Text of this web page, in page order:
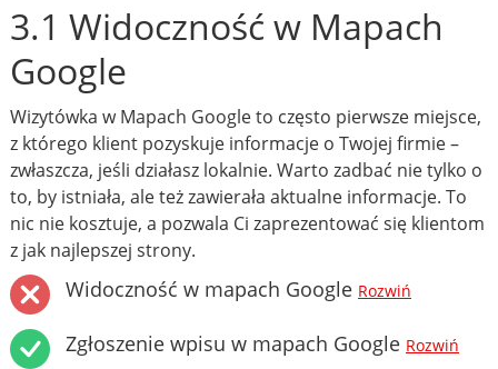
3.1 Widoczność w Mapach
Google
Wizytówka w Mapach Google to często pierwsze miejsce,
z którego klient pozyskuje informacje o Twojej firmie –
zwłaszcza, jeśli działasz lokalnie. Warto zadbać nie tylko o
to, by istniała, ale też zawierała aktualne informacje. To
nic nie kosztuje, a pozwala Ci zaprezentować się klientom
z jak najlepszej strony.
Widoczność w mapach Google Rozwiń
Zgłoszenie wpisu w mapach Google Rozwiń